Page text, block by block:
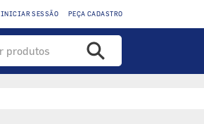
INICIAR SESSÃO PEÇA CADASTRO